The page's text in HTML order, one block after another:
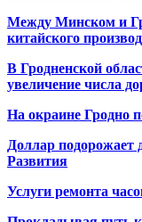
Между Минском и
китайского
В Гродненской
увеличение числа
На окраине Гродно
Доллар подорожает
Развития
Услуги ремонта